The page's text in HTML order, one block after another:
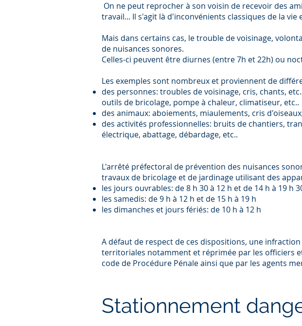
On ne peut reprocher à son voisin de recevoir des
travail... Il s'agit là d'inconvénients classiques de la vie
Mais dans certains cas, le trouble de voisinage,
de nuisances sonores.
Celles-ci peuvent être diurnes (entre 7h et 22h) ou
Les exemples sont nombreux et proviennent de
des personnes: troubles de voisinage, cris, chants,
outils de bricolage, pompe à chaleur, climatiseur, etc..
des animaux: aboiements, miaulements, cris
des activités professionnelles: bruits de chantiers,
électrique, abattage, débardage, etc..
L'arrêté préfectoral de prévention des nuisances
travaux de bricolage et de jardinage utilisant des
les jours ouvrables: de 8 h 30 à 12 h et de 14 h à 19 h
les samedis: de 9 h à 12 h et de 15 h à 19 h
les dimanches et jours fériés: de 10 h à 12 h
A défaut de respect de ces dispositions, une
territoriales notamment et réprimée par les officiers
code de Procédure Pénale ainsi que par les agents
Stationnement